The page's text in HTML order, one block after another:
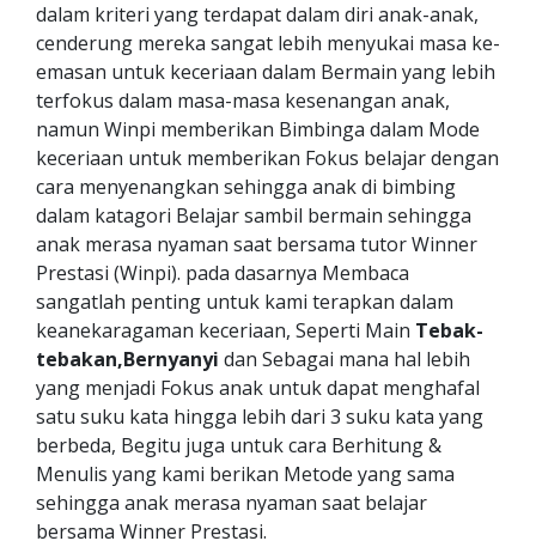
dalam kriteri yang terdapat dalam diri anak-anak,
cenderung mereka sangat lebih menyukai masa ke-
emasan untuk keceriaan dalam Bermain yang lebih
terfokus dalam masa-masa kesenangan anak,
namun Winpi memberikan Bimbinga dalam Mode
keceriaan untuk memberikan Fokus belajar dengan
cara menyenangkan sehingga anak di bimbing
dalam katagori Belajar sambil bermain sehingga
anak merasa nyaman saat bersama tutor Winner
Prestasi (Winpi). pada dasarnya Membaca
sangatlah penting untuk kami terapkan dalam
keanekaragaman keceriaan, Seperti Main Tebak-
tebakan,Bernyanyi dan Sebagai mana hal lebih
yang menjadi Fokus anak untuk dapat menghafal
satu suku kata hingga lebih dari 3 suku kata yang
berbeda, Begitu juga untuk cara Berhitung &
Menulis yang kami berikan Metode yang sama
sehingga anak merasa nyaman saat belajar
bersama Winner Prestasi.